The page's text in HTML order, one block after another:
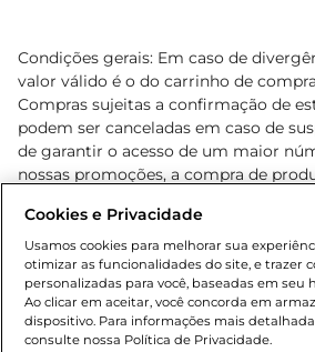
Condições gerais: Em caso de
valor válido é o do carrinho de
Compras sujeitas a confirmação de
podem ser canceladas em caso de
de garantir o acesso de um maior
nossas promoções, a compra de
cliente. Os preços, ofertas e condições
o e-commerce e válidos durante o dia
sofrer alterações sem prévia
de bebidas alcoólicas para menores
Lei n.º 8069/90, art. 81, inciso II
Adolescente). Preços e condições
Cookies e Privacidade
Usamos cookies para melhorar sua
otimizar as funcionalidades do site, e trazer
personalizadas para você, baseadas em seu
Ao clicar em aceitar, você concorda em
dispositivo. Para informações mais
consulte nossa Política de Privacidade.